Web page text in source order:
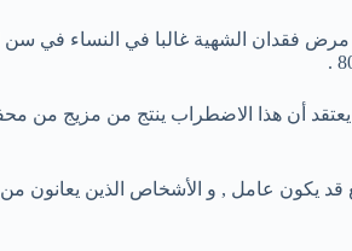
فقدان الشهية غالبا في النساء في
أن هذا الاضطراب ينتج من مزيج من
قد يكون عامل , و الأشخاص الذين